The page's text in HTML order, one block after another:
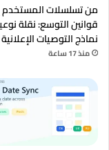
من تسلسلات المستخدم
قوانين التوسع: نقلة
نماذج التوصيات الإعلانية
منذ 17 ساعة